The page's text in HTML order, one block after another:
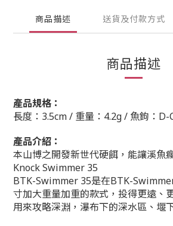
商品描述 送貨及付款方式
商品描述
產品規格：
長度：3.5cm / 重量：4.2g / 魚鉤： D-
產品介紹：
本山博之開發新世代硬餌，能讓溪魚
Knock Swimmer 35
BTK-Swimmer 35是在BTK-
寸加大重量加重的款式，投得更遠、
用來攻略深淵，瀑布下的深水區、堰